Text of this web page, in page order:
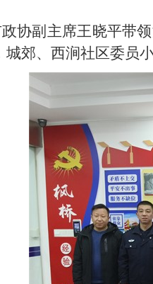
协副主席王晓平带
郊、西涧社区委员